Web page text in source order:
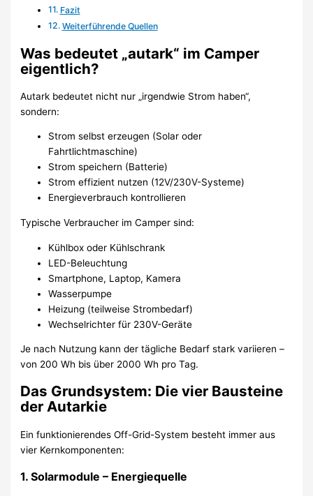
Fazit
Weiterführende Quellen
Was bedeutet „autark“ im Camper
eigentlich?
Autark bedeutet nicht nur „irgendwie Strom haben“,
sondern:
Strom selbst erzeugen (Solar oder
Fahrtlichtmaschine)
Strom speichern (Batterie)
Strom effizient nutzen (12V/230V-Systeme)
Energieverbrauch kontrollieren
Typische Verbraucher im Camper sind:
Kühlbox oder Kühlschrank
LED-Beleuchtung
Smartphone, Laptop, Kamera
Wasserpumpe
Heizung (teilweise Strombedarf)
Wechselrichter für 230V-Geräte
Je nach Nutzung kann der tägliche Bedarf stark variieren –
von 200 Wh bis über 2000 Wh pro Tag.
Das Grundsystem: Die vier Bausteine
der Autarkie
Ein funktionierendes Off-Grid-System besteht immer aus
vier Kernkomponenten:
1. Solarmodule – Energiequelle